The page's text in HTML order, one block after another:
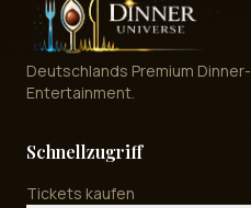
Deutschlands Premium
Entertainment.
Schnellzugriff
Tickets kaufen